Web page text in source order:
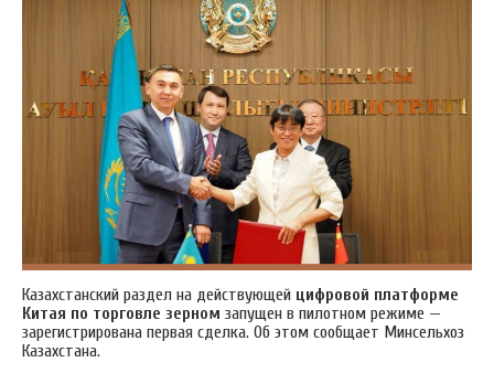
Казахстанский раздел на действующей цифровой платформе
Китая по торговле зерном запущен в пилотном режиме —
зарегистрирована первая сделка. Об этом сообщает Минсельхоз
Казахстана.